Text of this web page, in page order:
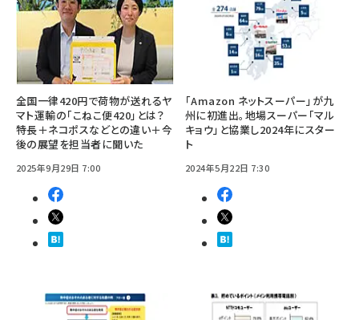
全国一律420円で荷物が送れるヤ
マト運輸の「こねこ便420」とは？
特長＋ネコポスなどとの違い＋今
後の展望を担当者に聞いた
2025年9月29日 7:00
「Amazon ネットスーパー」が九
州に初進出。地場スーパー「マル
キョウ」と協業し2024年にスター
ト
2024年5月22日 7:30